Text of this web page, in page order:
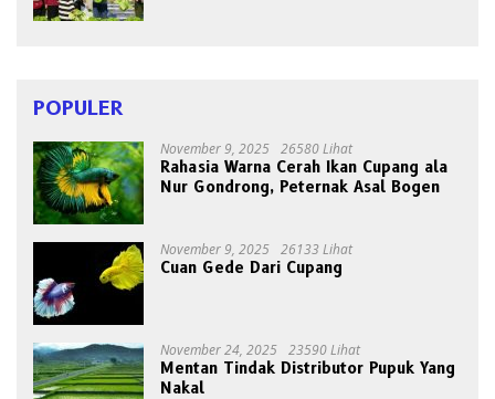
POPULER
November 9, 2025 26580 Lihat
Rahasia Warna Cerah Ikan Cupang ala
Nur Gondrong, Peternak Asal Bogen
November 9, 2025 26133 Lihat
Cuan Gede Dari Cupang
November 24, 2025 23590 Lihat
Mentan Tindak Distributor Pupuk Yang
Nakal